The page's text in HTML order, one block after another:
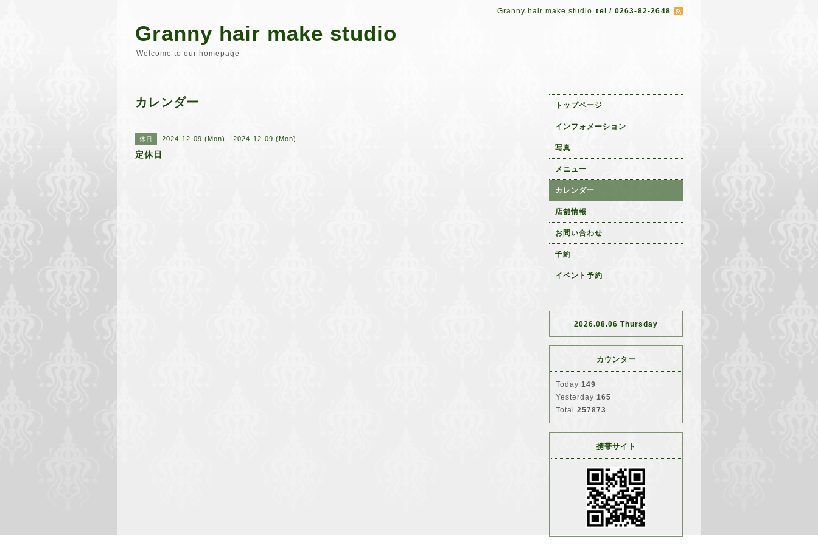
Granny hair make studio tel / 0263-82-2648
Granny hair make studio
Welcome to our homepage
カレンダー
休日 2024-12-09 (Mon) - 2024-12-09 (Mon)
定休日
トップページ
インフォメーション
写真
メニュー
カレンダー
店舗情報
お問い合わせ
予約
イベント予約
2026.08.06 Thursday
カウンター
Today 149
Yesterday 165
Total 257873
携帯サイト